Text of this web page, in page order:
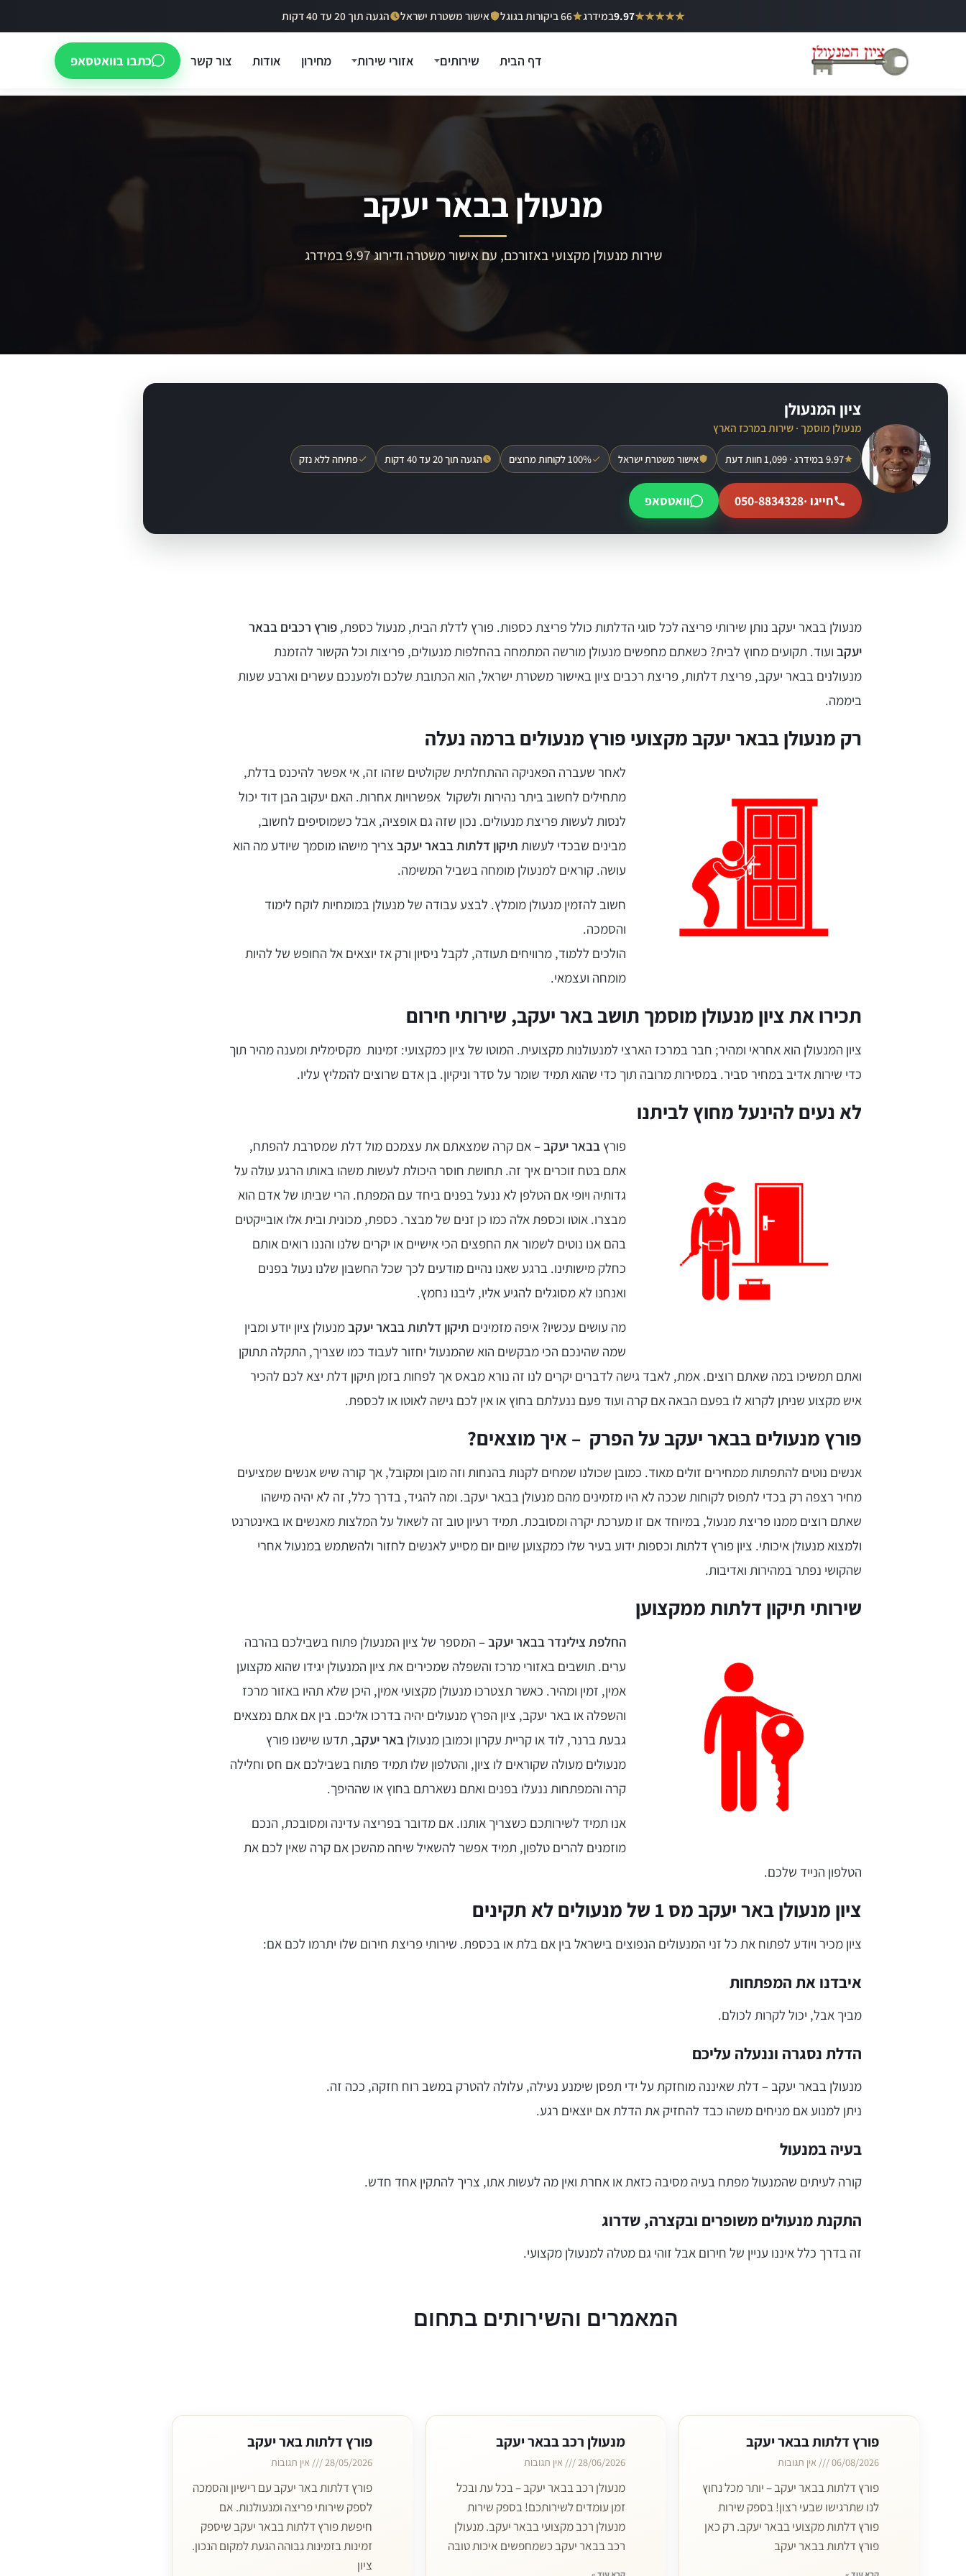
לתוכן
★★★★★
9.97במידרג 66 ביקורות בגוגל אישור משטרת ישראל הגעה תוך 20 עד 40 דקות
דף הבית שירותים אזורי שירות מחירון אודות צור קשר כתבו בוואטסאפ
מנעולן בבאר יעקב
שירות מנעולן מקצועי באזורכם, עם אישור משטרה ודירוג 9.97 במידרג
ציון המנעולן
מנעולן מוסמך · שירות במרכז הארץ
9.97 במידרג · 1,099 חוות דעת אישור משטרת ישראל 100% לקוחות מרוצים הגעה תוך 20 עד 40 דקות פתיחה ללא נזק
חייגו ·050-8834328 וואטסאפ
מנעולן בבאר יעקב נותן שירותי פריצה לכל סוגי הדלתות כולל פריצת כספות. פורץ לדלת הבית, מנעול כספת, פורץ רכבים בבאר
יעקב ועוד. תקועים מחוץ לבית? כשאתם מחפשים מנעולן מורשה המתמחה בהחלפות מנעולים, פריצות וכל הקשור להזמנת
מנעולנים בבאר יעקב, פריצת דלתות, פריצת רכבים ציון באישור משטרת ישראל, הוא הכתובת שלכם ולמענכם עשרים וארבע שעות
ביממה.
רק מנעולן בבאר יעקב מקצועי פורץ מנעולים ברמה נעלה
לאחר שעברה הפאניקה ההתחלתית שקולטים שזהו זה, אי אפשר להיכנס בדלת,
מתחילים לחשוב ביתר נהירות ולשקול אפשרויות אחרות. האם יעקוב הבן דוד יכול
לנסות לעשות פריצת מנעולים. נכון שזה גם אופציה, אבל כשמוסיפים לחשוב,
מבינים שבכדי לעשות תיקון דלתות בבאר יעקב צריך מישהו מוסמך שיודע מה הוא
עושה. קוראים למנעולן מומחה בשביל המשימה.
חשוב להזמין מנעולן מומלץ. לבצע עבודה של מנעולן במומחיות לוקח לימוד
והסמכה.
הולכים ללמוד, מרוויחים תעודה, לקבל ניסיון ורק אז יוצאים אל החופש של להיות
מומחה ועצמאי.
תכירו את ציון מנעולן מוסמך תושב באר יעקב, שירותי חירום
ציון המנעולן הוא אחראי ומהיר; חבר במרכז הארצי למנעולנות מקצועית. המוטו של ציון כמקצועי: זמינות מקסימלית ומענה מהיר תוך
כדי שירות אדיב במחיר סביר. במסירות מרובה תוך כדי שהוא תמיד שומר על סדר וניקיון. בן אדם שרוצים להמליץ עליו.
לא נעים להינעל מחוץ לביתנו
פורץבבאר יעקב– אם קרה שמצאתם את עצמכם מול דלת שמסרבת להפתח,
אתם בטח זוכרים איך זה. תחושת חוסר היכולת לעשות משהו באותו הרגע עולה על
גדותיה ויופי אם הטלפן לא ננעל בפנים ביחד עם המפתח. הרי שביתו של אדם הוא
מבצרו. אוטו וכספת אלה כמו כן זנים של מבצר. כספת, מכונית ובית אלו אובייקטים
בהם אנו נוטים לשמור את החפצים הכי אישיים או יקרים שלנו והננו רואים אותם
כחלק מישותינו. ברגע שאנו נהיים מודעים לכך שכל החשבון שלנו נעול בפנים
ואנחנו לא מסוגלים להגיע אליו, ליבנו נחמץ.
מה עושים עכשיו? איפה מזמינים תיקון דלתות בבאר יעקבמנעולן ציון יודע ומבין
שמה שהינכם הכי מבקשים הוא שהמנעול יחזור לעבוד כמו שצריך, התקלה תתוקן
ואתם תמשיכו במה שאתם רוצים. אמת, לאבד גישה לדברים יקרים לנו זה נורא מבאס אך לפחות בזמן תיקון דלת יצא לכם להכיר
איש מקצוע שניתן לקרוא לו בפעם הבאה אם קרה ועוד פעם ננעלתם בחוץ או אין לכם גישה לאוטו או לכספת.
פורץ מנעולים בבאר יעקב על הפרק – איך מוצאים?
אנשים נוטים להתפתות ממחירים זולים מאוד. כמובן שכולנו שמחים לקנות בהנחות וזה מובן ומקובל, אך קורה שיש אנשים שמציעים
מחיר רצפה רק בכדי לתפוס לקוחות שככה לא היו מזמינים מהם מנעולן בבאר יעקב. ומה להגיד, בדרך כלל, זה לא יהיה מישהו
שאתם רוצים ממנו פריצת מנעול, במיוחד אם זו מערכת יקרה ומסובכת. תמיד רעיון טוב זה לשאול על המלצות מאנשים או באינטרנט
ולמצוא מנעולן איכותי. ציון פורץ דלתות וכספות ידוע בעיר שלו כמקצוען שיום יום מסייע לאנשים לחזור ולהשתמש במנעול אחרי
שהקושי נפתר במהירות ואדיבות.
שירותי תיקון דלתות ממקצוען
החלפת צילינדר בבאר יעקב– המספר של ציון המנעולן פתוח בשבילכם בהרבה
ערים. תושבים באזורי מרכז והשפלה שמכירים את ציון המנעולן יגידו שהוא מקצוען
אמין, זמין ומהיר. כאשר תצטרכו מנעולן מקצועי אמין, היכן שלא תהיו באזור מרכז
והשפלה או באר יעקב, ציון הפרץ מנעולים יהיה בדרכו אליכם. בין אם אתם נמצאים
גבעת ברנר, לוד או קריית עקרון וכמובן מנעולןבאר יעקב, תדעו שישנו פורץ
מנעולים מעולה שקוראים לו ציון, והטלפון שלו תמיד פתוח בשבילכם אם חס וחלילה
קרה והמפתחות ננעלו בפנים ואתם נשארתם בחוץ או שההיפך.
אנו תמיד לשירותכם כשצריך אותנו. אם מדובר בפריצה עדינה ומסובכת, הנכם
מוזמנים להרים טלפון, תמיד אפשר להשאיל שיחה מהשכן אם קרה שאין לכם את
הטלפון הנייד שלכם.
ציון מנעולן באר יעקב מס 1 של מנעולים לא תקינים
ציון מכיר ויודע לפתוח את כל זני המנעולים הנפוצים בישראל בין אם בלת או בכספת. שירותי פריצת חירום שלו יתרמו לכם אם:
איבדנו את המפתחות
מביך אבל, יכול לקרות לכולם.
הדלת נסגרה וננעלה עליכם
מנעולן בבאר יעקב – דלת שאיננה מוחזקת על ידי תפסן שימנע נעילה, עלולה להטרק במשב רוח חזקה, ככה זה.
ניתן למנוע אם מניחים משהו כבד להחזיק את הדלת אם יוצאים רגע.
בעיה במנעול
קורה לעיתים שהמנעול מפתח בעיה מסיבה כזאת או אחרת ואין מה לעשות אתו, צריך להתקין אחד חדש.
התקנת מנעולים משופרים ובקצרה, שדרוג
זה בדרך כלל איננו עניין של חירום אבל זוהי גם מטלה למנעולן מקצועי.
המאמרים והשירותים בתחום
פורץ דלתות בבאר יעקב
06/08/2026 אין תגובות
פורץ דלתות בבאר יעקב – יותר מכל נחוץ
לנו שתרגישו שבעי רצון! בספק שירות
פורץ דלתות מקצועי בבאר יעקב. רק כאן
פורץ דלתות בבאר יעקב
מנעולן רכב בבאר יעקב
28/06/2026 אין תגובות
מנעולן רכב בבאר יעקב – בכל עת ובכל
זמן עומדים לשירותכם! בספק שירות
מנעולן רכב מקצועי בבאר יעקב. מנעולן
רכב בבאר יעקב כשמחפשים איכות טובה
פורץ דלתות באר יעקב
28/05/2026 אין תגובות
פורץ דלתות באר יעקב עם רישיון והסמכה
לספק שירותי פריצה ומנעולנות. אם
חיפשת פורץ דלתות בבאר יעקב שיספק
זמינות בזמינות גבוהה הגעת למקום הנכון.
ציון